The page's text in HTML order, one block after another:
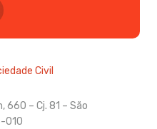
660 – Cj. 81 – São
010